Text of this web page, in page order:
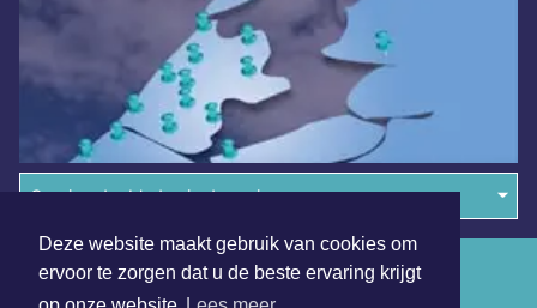
Deze website maakt gebruik van cookies om
ervoor te zorgen dat u de beste ervaring krijgt
Overige dagbladen in de regio
Algemene voorwaarden